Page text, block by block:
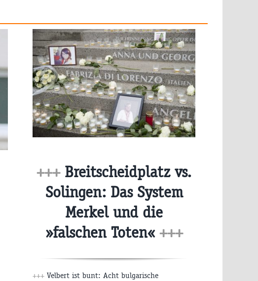
+++ Breitscheidplatz vs.
Solingen: Das System
Merkel und die
»falschen Toten« +++
+++ Velbert ist bunt: Acht bulgarische